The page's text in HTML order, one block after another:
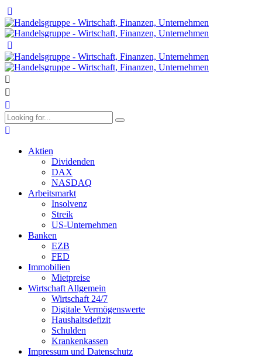
Aktien
Dividenden
DAX
NASDAQ
Arbeitsmarkt
Insolvenz
Streik
US-Unternehmen
Banken
EZB
FED
Immobilien
Mietpreise
Wirtschaft Allgemein
Wirtschaft 24/7
Digitale Vermögenswerte
Haushaltsdefizit
Schulden
Krankenkassen
Impressum und Datenschutz